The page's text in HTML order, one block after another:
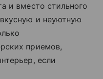
и вместо стильного
и неуютную
приемов,
если